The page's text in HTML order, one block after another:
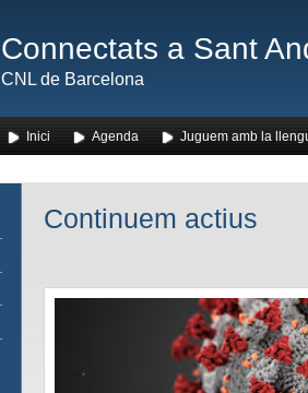
Connectats a Sant
CNL de Barcelona
Inici Agenda Juguem amb la
Continuem actius